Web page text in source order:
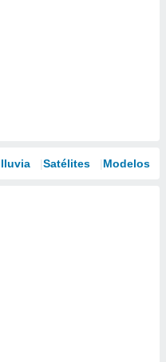
lluvia Satélites Modelos